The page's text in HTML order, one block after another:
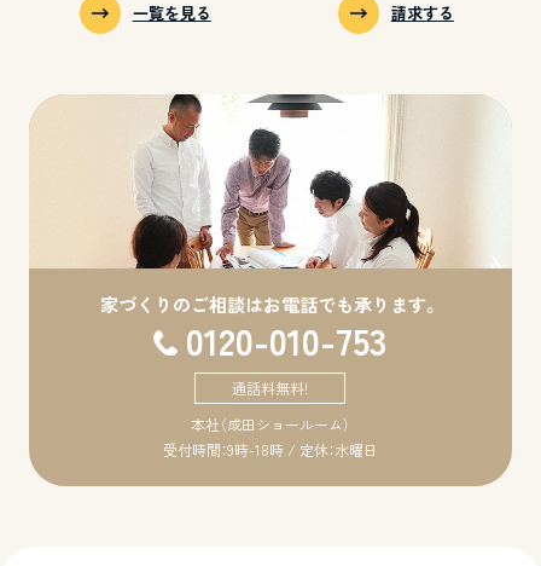
一覧を見る 請求する
家づくりのご相談はお電話でも承ります。
0120-010-753
通話料無料!
本社（成田ショールーム）
受付時間：9時-18時 / 定休：水曜日